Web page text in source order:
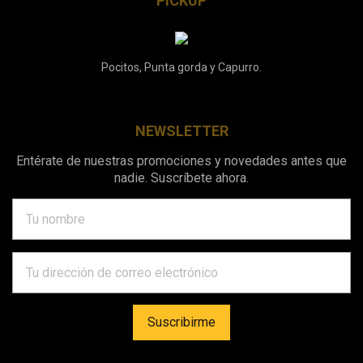
Pocitos, Punta gorda y Capurro.
NEWSLETTER
Entérate de nuestras promociones y novedades antes que
nadie. Suscríbete ahora.